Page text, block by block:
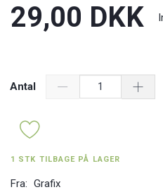
29,00 DKK
Antal
1 STK TILBAGE PÅ LAGER
Fra: Grafix